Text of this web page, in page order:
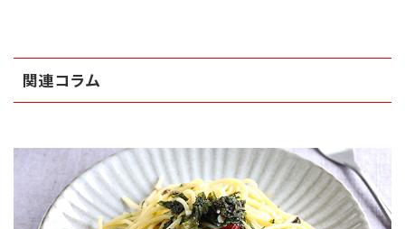
関連コラム